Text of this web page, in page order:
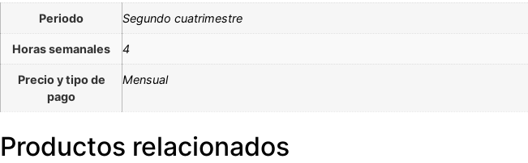
Periodo Segundo cuatrimestre
Horas semanales 4
Precio y tipo de
pago
Mensual
Productos relacionados